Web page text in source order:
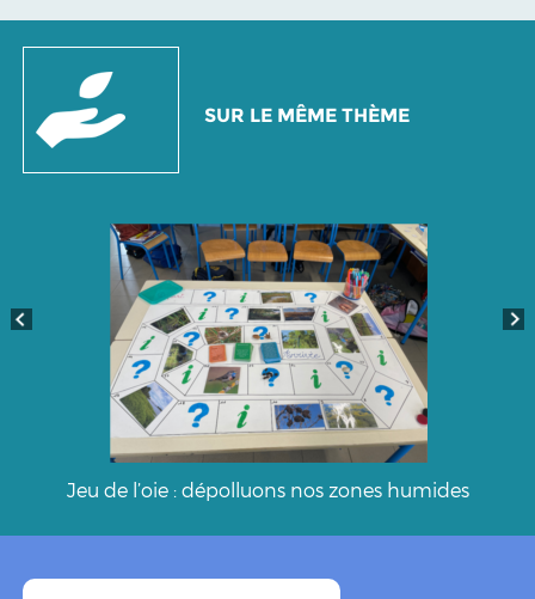
SUR LE MÊME THÈME
Jeu de l’oie : dépolluons nos zones humides